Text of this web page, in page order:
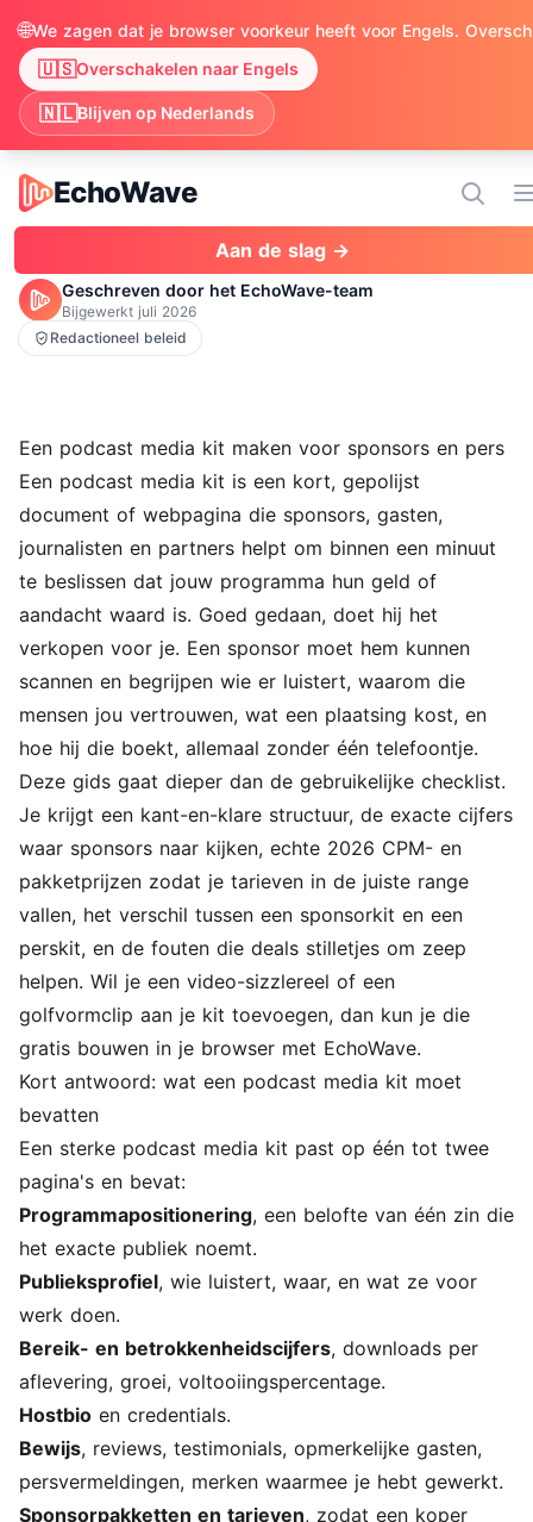
EchoWave
EchoWave
Aan de slag →
Geschreven door het EchoWave-team
Bijgewerkt juli 2026
Redactioneel beleid
Een podcast media kit maken voor sponsors en pers
Een podcast media kit is een kort, gepolijst
document of webpagina die sponsors, gasten,
journalisten en partners helpt om binnen een minuut
te beslissen dat jouw programma hun geld of
aandacht waard is. Goed gedaan, doet hij het
verkopen voor je. Een sponsor moet hem kunnen
scannen en begrijpen wie er luistert, waarom die
mensen jou vertrouwen, wat een plaatsing kost, en
hoe hij die boekt, allemaal zonder één telefoontje.
Deze gids gaat dieper dan de gebruikelijke checklist.
Je krijgt een kant-en-klare structuur, de exacte cijfers
waar sponsors naar kijken, echte 2026 CPM- en
pakketprijzen zodat je tarieven in de juiste range
vallen, het verschil tussen een sponsorkit en een
perskit, en de fouten die deals stilletjes om zeep
helpen. Wil je een video-sizzlereel of een
golfvormclip aan je kit toevoegen, dan kun je die
gratis bouwen in je browser met EchoWave.
Kort antwoord: wat een podcast media kit moet
bevatten
Een sterke podcast media kit past op één tot twee
pagina's en bevat:
Programmapositionering, een belofte van één zin die
het exacte publiek noemt.
Publieksprofiel, wie luistert, waar, en wat ze voor
werk doen.
Bereik- en betrokkenheidscijfers, downloads per
aflevering, groei, voltooiingspercentage.
Hostbio en credentials.
Bewijs, reviews, testimonials, opmerkelijke gasten,
persvermeldingen, merken waarmee je hebt gewerkt.
Sponsorpakketten en tarieven, zodat een koper
🌐
🇺🇸Overschakelen naar Engels
🇳🇱Blijven op Nederlands